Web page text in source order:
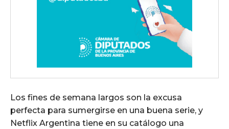
Los fines de semana largos son la excusa
perfecta para sumergirse en una buena serie, y
Netflix Argentina tiene en su catálogo una